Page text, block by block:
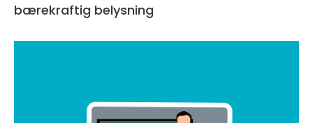
bærekraftig belysning